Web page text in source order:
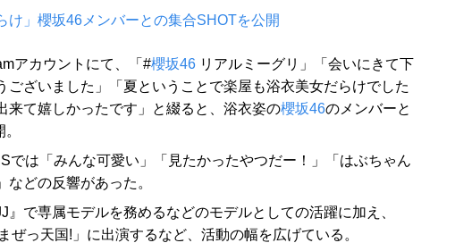
け」櫻坂46メンバーとの集合SHOTを公開
アカウントにて、「#櫻坂46 リアルミーグリ」「会いにきて下
ございました」「夏ということで楽屋も浴衣美女だらけでした
来て嬉しかったです」と綴ると、浴衣姿の櫻坂46のメンバーと
では「みんな可愛い」「見たかったやつだー！」「はぶちゃん
などの反響があった。
』で専属モデルを務めるなどのモデルとしての活躍に加え、
ぜっ天国!」に出演するなど、活動の幅を広げている。